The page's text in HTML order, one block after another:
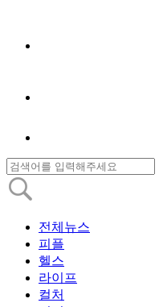
전체뉴스
피플
헬스
라이프
컬처